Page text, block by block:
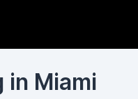
in Miami